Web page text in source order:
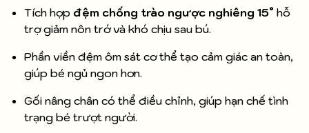
Tích hợp đệm chống trào ngược nghiêng 15° hỗ
trợ giảm nôn trớ và khó chịu sau bú.
Phần viền đệm ôm sát cơ thể tạo cảm giác an toàn,
giúp bé ngủ ngon hơn.
Gối nâng chân có thể điều chỉnh, giúp hạn chế tình
trạng bé trượt người.